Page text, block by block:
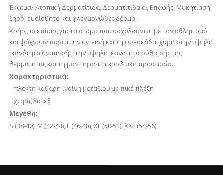
Έκζεμα/ Ατοπική Δερματίτιδα, Δερματίτιδα εξ Επαφής, Μυκητίαση,
ξηρό, ευαίσθητο και φλεγμονώδες δέρμα.
Χρήσιμο επίσης για τα άτομα που ασχολούνται με τον αθλητισμό
και ψάχνουν πάντα την υγιεινή και τη φρεσκάδα, χάρη στην υψηλή
ικανότητα αναπνοής, την υψηλή ικανότητα ρύθμισης της
θερμότητας και τη μόνιμη αντιμικροβιακή προστασία.
Χαρακτηριστικά:
πλεκτή καθαρή ινοΐνη μεταξιού με πικέ πλέξη
χωρίς λατέξ
Μεγέθη:
S (38-40), M (42-44), L (46-48), XL (50-52), XXL (54-56)